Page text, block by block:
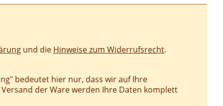
und die Hinweise zum Widerrufsrecht.
bedeutet hier nur, dass wir auf Ihre
der Ware werden Ihre Daten komplett